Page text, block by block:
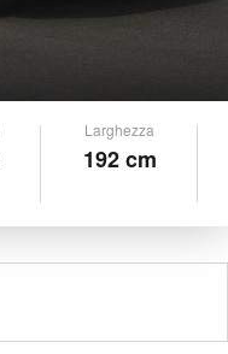
Larghezza
192 cm